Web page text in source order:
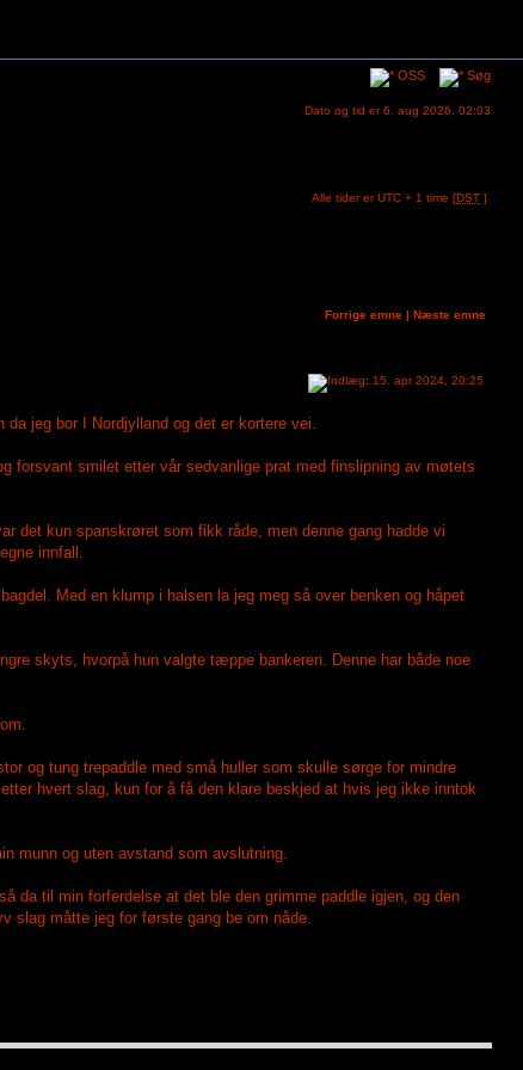
OSS Søg
Dato og tid er 6. aug 2026, 02:03
Alle tider er UTC + 1 time [DST ]
Forrige emne | Næste emne
: 15. apr 2024, 20:25
jeg bor I Nordjylland og det er kortere vei.
forsvant smilet etter vår sedvanlige prat med finslipning av møtets
det kun spanskrøret som fikk råde, men denne gang hadde vi
innfall.
Med en klump i halsen la jeg meg så over benken og håpet
skyts, hvorpå hun valgte tæppe bankeren. Denne har både noe
og tung trepaddle med små huller som skulle sørge for mindre
hvert slag, kun for å få den klare beskjed at hvis jeg ikke inntok
munn og uten avstand som avslutning.
da til min forferdelse at det ble den grimme paddle igjen, og den
slag måtte jeg for første gang be om nåde.